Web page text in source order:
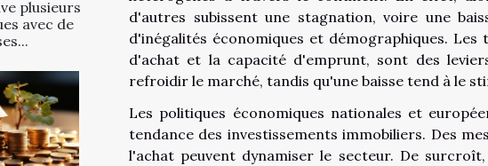
plusieurs
avec de
d'autres subissent une stagnation, voire une
d'inégalités économiques et démographiques.
d'achat et la capacité d'emprunt, sont des
refroidir le marché, tandis qu'une baisse tend à le
Les politiques économiques nationales et
tendance des investissements immobiliers. Des
l'achat peuvent dynamiser le secteur. De